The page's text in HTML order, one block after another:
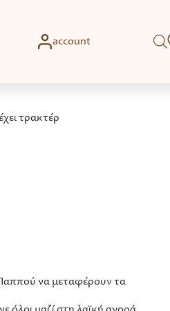
account
τρακτέρ
Παππού να μεταφέρουν τα